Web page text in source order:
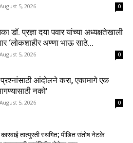
August 5, 2026 0
डॉ. प्रज्ञा दया पवार यांच्या अध्यक्षतेखाली
‘लोकशाहीर अण्णा भाऊ साठे...
August 5, 2026 0
आंदोलने करा, एकामागे एक
नको’
August 5, 2026 0
तात्पुरती स्थगित; पीडित संतोष नेटके